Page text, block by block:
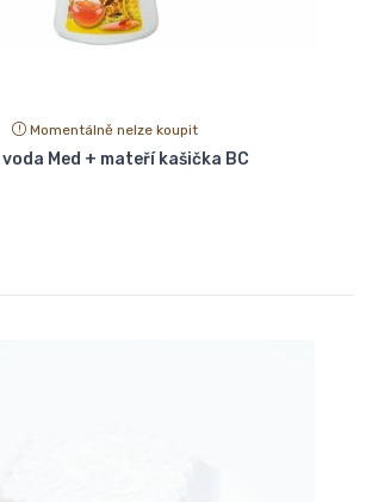
Momentálně nelze koupit
Med + mateří kašička BC